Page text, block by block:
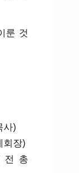
룬 것
사)
회장)
전 총